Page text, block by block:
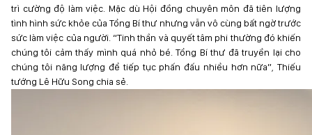
trì cường độ làm việc. Mặc dù Hội đồng chuyên môn đã tiên lượng
tình hình sức khỏe của Tổng Bí thư nhưng vẫn vô cùng bất ngờ trước
sức làm việc của người. “Tinh thần và quyết tâm phi thường đó khiến
chúng tôi cảm thấy mình quá nhỏ bé. Tổng Bí thư đã truyền lại cho
chúng tôi năng lượng để tiếp tục phấn đấu nhiều hơn nữa”, Thiếu
tướng Lê Hữu Song chia sẻ.